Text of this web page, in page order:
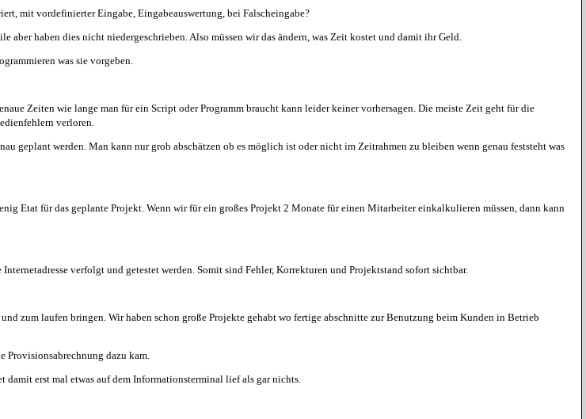
mit vordefinierter Eingabe, Eingabeauswertung, bei Falscheingabe?
aber haben dies nicht niedergeschrieben. Also müssen wir das ändern, was Zeit kostet und damit ihr Geld.
was sie vorgeben.
Zeiten wie lange man für ein Script oder Programm braucht kann leider keiner vorhersagen. Die meiste Zeit geht für die
verloren.
geplant werden. Man kann nur grob abschätzen ob es möglich ist oder nicht im Zeitrahmen zu bleiben wenn genau feststeht was
Etat für das geplante Projekt. Wenn wir für ein großes Projekt 2 Monate für einen Mitarbeiter einkalkulieren müssen, dann kann
verfolgt und getestet werden. Somit sind Fehler, Korrekturen und Projektstand sofort sichtbar.
zum laufen bringen. Wir haben schon große Projekte gehabt wo fertige abschnitte zur Benutzung beim Kunden in Betrieb
Provisionsabrechnung dazu kam.
erst mal etwas auf dem Informationsterminal lief als gar nichts.